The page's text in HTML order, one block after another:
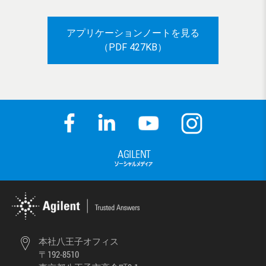
アプリケーションノートを見る
（PDF 427KB）
本社八王子オフィス
〒192-8510